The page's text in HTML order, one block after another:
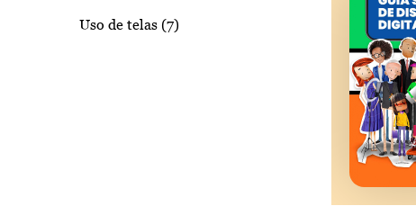
Uso de telas (7)